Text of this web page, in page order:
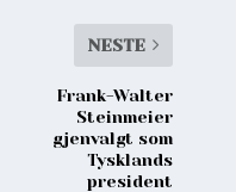
NESTE
Frank-Walter
Steinmeier
gjenvalgt som
Tysklands
president